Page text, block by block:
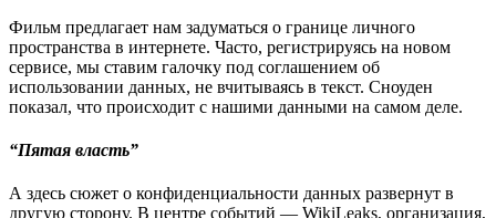
Фильм предлагает нам задуматься о границе личного
пространства в интернете. Часто, регистрируясь на новом
сервисе, мы ставим галочку под соглашением об
использовании данных, не вчитываясь в текст. Сноуден
показал, что происходит с нашими данными на самом деле.
“Пятая власть”
А здесь сюжет о конфиденциальности данных развернут в
другую сторону. В центре событий — WikiLeaks, организация,